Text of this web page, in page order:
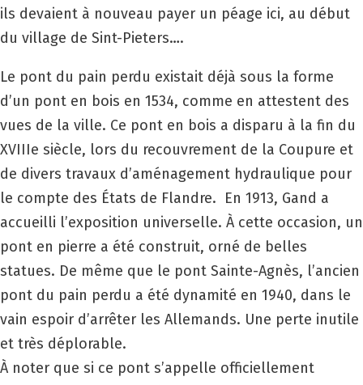
ils devaient à nouveau payer un péage ici, au début
du village de Sint-Pieters….
Le pont du pain perdu existait déjà sous la forme
d’un pont en bois en 1534, comme en attestent des
vues de la ville. Ce pont en bois a disparu à la fin du
XVIIIe siècle, lors du recouvrement de la Coupure et
de divers travaux d’aménagement hydraulique pour
le compte des États de Flandre. En 1913, Gand a
accueilli l’exposition universelle. À cette occasion, un
pont en pierre a été construit, orné de belles
statues. De même que le pont Sainte-Agnès, l’ancien
pont du pain perdu a été dynamité en 1940, dans le
vain espoir d’arrêter les Allemands. Une perte inutile
et très déplorable.
À noter que si ce pont s’appelle officiellement